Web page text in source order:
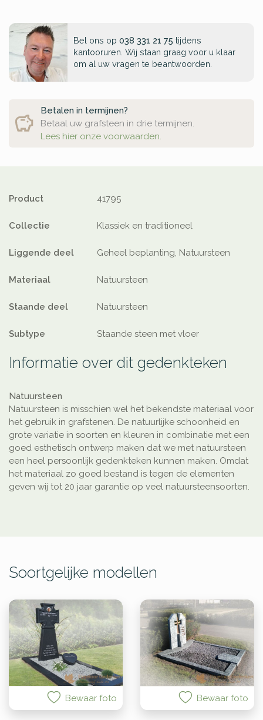
Bel ons op 038 331 21 75 tijdens
kantooruren. Wij staan graag voor u klaar
om al uw vragen te beantwoorden.
Betalen in termijnen?
Betaal uw grafsteen in drie termijnen.
Lees hier onze voorwaarden.
Product 41795
Collectie Klassiek en traditioneel
Liggende deel Geheel beplanting, Natuursteen
Materiaal Natuursteen
Staande deel Natuursteen
Subtype Staande steen met vloer
Informatie over dit gedenkteken
Natuursteen
Natuursteen is misschien wel het bekendste materiaal voor
het gebruik in grafstenen. De natuurlijke schoonheid en
grote variatie in soorten en kleuren in combinatie met een
goed esthetisch ontwerp maken dat we met natuursteen
een heel persoonlijk gedenkteken kunnen maken. Omdat
het materiaal zo goed bestand is tegen de elementen
geven wij tot 20 jaar garantie op veel natuursteensoorten.
Soortgelijke modellen
Bewaar foto Bewaar foto